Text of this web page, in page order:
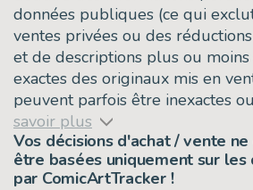
données publiques (ce qui
ventes privées ou des
et de descriptions plus ou
exactes des originaux mis en
peuvent parfois être inexactes
savoir plus
Vos décisions d'achat / vente
être basées uniquement sur les
par ComicArtTracker !